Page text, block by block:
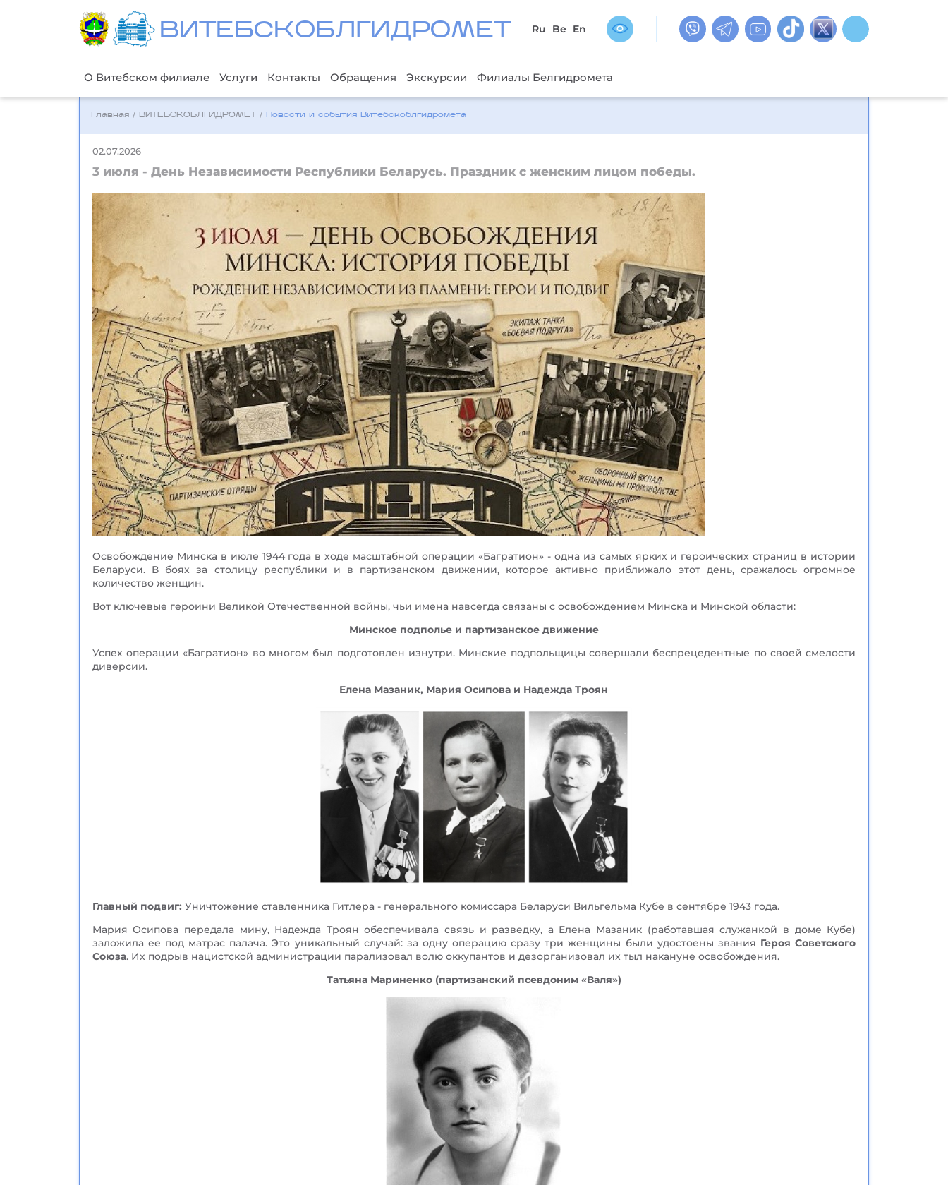
ВИТЕБСКОБЛГИДРОМЕТ Ru Be En
О Витебском филиале Услуги Контакты Обращения Экскурсии Филиалы Белгидромета
Главная / ВИТЕБСКОБЛГИДРОМЕТ / Новости и события Bитебскоблгидромета
02.07.2026
3 июля - День Независимости Республики Беларусь. Праздник с женским лицом победы.
Освобождение Минска в июле 1944 года в ходе масштабной операции «Багратион» - одна из самых ярких и героических страниц в истории
Беларуси. В боях за столицу республики и в партизанском движении, которое активно приближало этот день, сражалось огромное
количество женщин.
Вот ключевые героини Великой Отечественной войны, чьи имена навсегда связаны с освобождением Минска и Минской области:
Минское подполье и партизанское движение
Успех операции «Багратион» во многом был подготовлен изнутри. Минские подпольщицы совершали беспрецедентные по своей смелости
диверсии.
Елена Мазаник, Мария Осипова и Надежда Троян
Главный подвиг: Уничтожение ставленника Гитлера - генерального комиссара Беларуси Вильгельма Кубе в сентябре 1943 года.
Мария Осипова передала мину, Надежда Троян обеспечивала связь и разведку, а Елена Мазаник (работавшая служанкой в доме Кубе)
заложила ее под матрас палача. Это уникальный случай: за одну операцию сразу три женщины были удостоены звания Героя Советского
Союза. Их подрыв нацистской администрации парализовал волю оккупантов и дезорганизовал их тыл накануне освобождения.
Татьяна Мариненко (партизанский псевдоним «Валя»)